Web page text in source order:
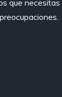
que necesitas